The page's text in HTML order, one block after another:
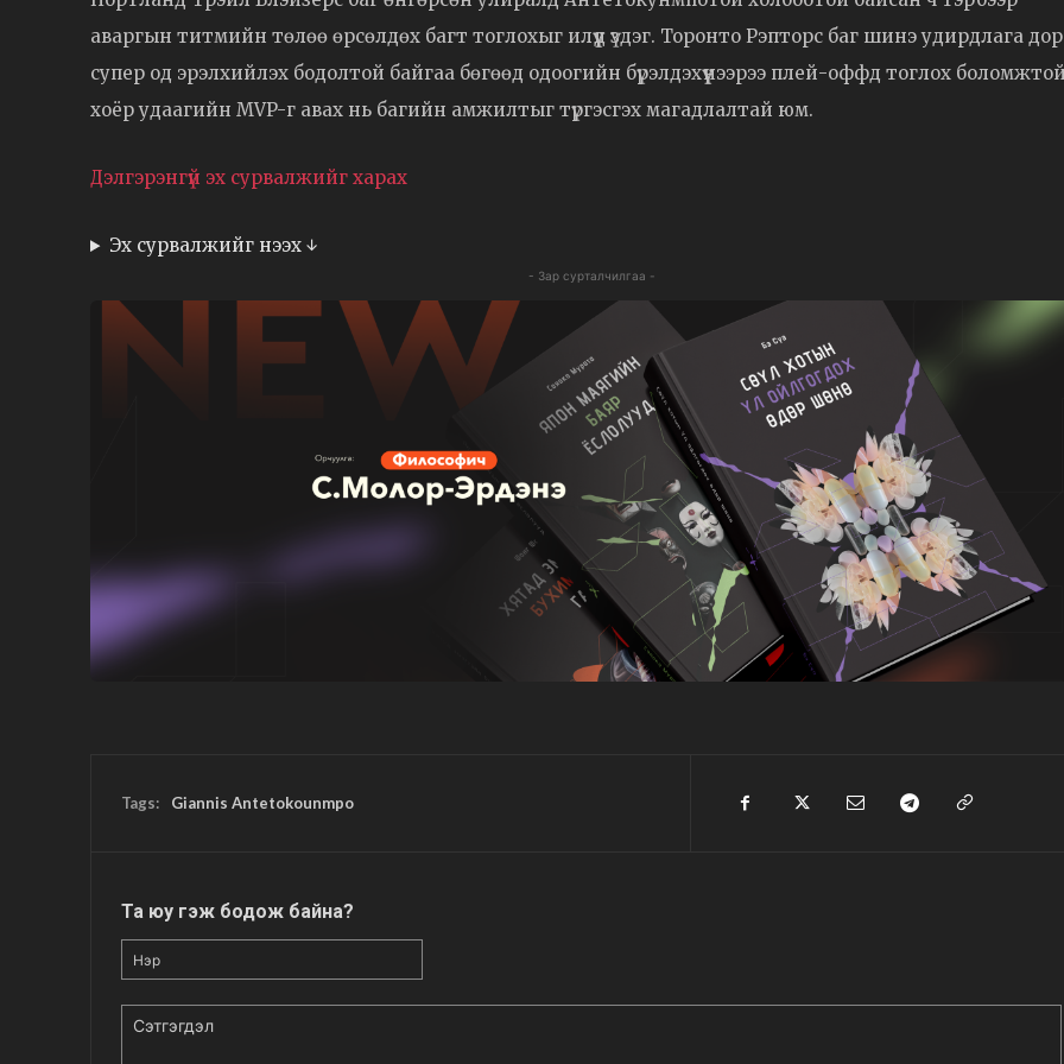
аваргын титмийн төлөө өрсөлдөх багт тоглохыг илүүд үздэг. Торонто Рэпторс баг шинэ удирдлага дор
супер од эрэлхийлэх бодолтой байгаа бөгөөд одоогийн бүрэлдэхүүнээрээ плей-оффд тоглох
хоёр удаагийн MVP-г авах нь багийн амжилтыг түргэсгэх магадлалтай юм.
Дэлгэрэнгүй эх сурвалжийг харах
Эх сурвалжийг нээх ↓
- Зар сурталчилгаа -
Tags: Giannis Antetokounmpo
Та юу гэж бодож байна?